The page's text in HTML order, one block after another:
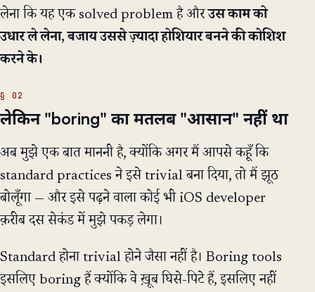
लेना कि यह एक solved problem है औरउस काम को
उधार ले लेना, बजाय उससे ज़्यादा होशियार बनने की कोशिश
करने के।
लेकिन "boring" का मतलब "आसान" नहीं था
अब मुझे एक बात माननी है, क्योंकि अगर मैं आपसे कहूँ कि
standard practices ने इसे trivial बना दिया, तो मैं झूठ
बोलूँगा — और इसे पढ़ने वाला कोई भी iOS developer
क़रीब दस सेकंड में मुझे पकड़ लेगा।
Standard होना trivial होने जैसा नहीं है। Boring tools
इसलिए boring हैं क्योंकि वे ख़ूब घिसे-पिटे हैं, इसलिए नहीं